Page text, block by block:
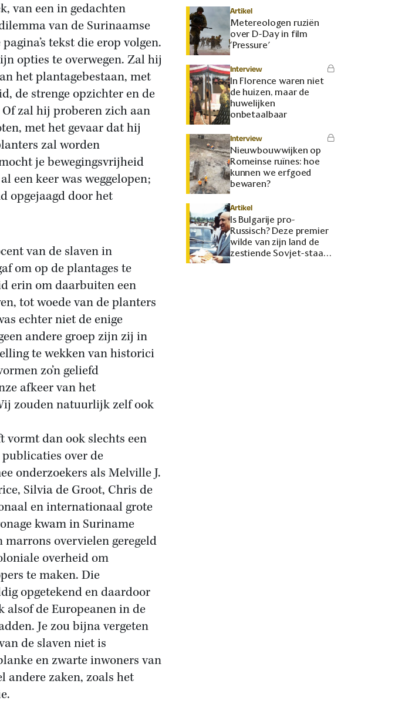
van een in gedachten
van de Surinaamse
tekst die erop volgen.
opties te overwegen. Zal hij
het plantagebestaan, met
de strenge opzichter en de
zal hij proberen zich aan
met het gevaar dat hij
zal worden
je bewegingsvrijheid
een keer was weggelopen;
opgejaagd door het
van de slaven in
om op de plantages te
erin om daarbuiten een
tot woede van de planters
echter niet de enige
andere groep zijn zij in
te wekken van historici
zo’n geliefd
afkeer van het
zouden natuurlijk zelf ook
vormt dan ook slechts een
over de
onderzoekers als Melville J.
Silvia de Groot, Chris de
en internationaal grote
kwam in Suriname
marrons overvielen geregeld
overheid om
te maken. Die
opgetekend en daardoor
alsof de Europeanen in de
Je zou bijna vergeten
de slaven niet is
en zwarte inwoners van
andere zaken, zoals het
Artikel
Metereologen ruziën
over D-Day in film
‘Pressure’
Interview
In Florence waren niet
de huizen, maar de
huwelijken
onbetaalbaar
Interview
Nieuwbouwwijken op
Romeinse ruïnes: hoe
kunnen we erfgoed
bewaren?
Artikel
Is Bulgarije pro-
Russisch? Deze premier
wilde van zijn land de
zestiende Sovjet-staat
maken